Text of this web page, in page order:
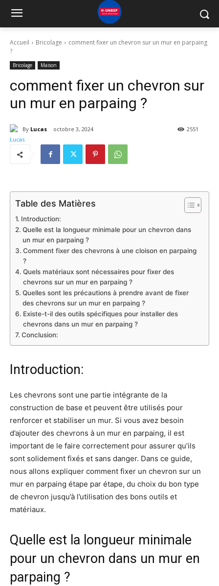
Accueil Bricolage
comment fixer un chevron sur un mur en parpaing
?
Bricolage Maison
comment fixer un chevron sur
un mur en parpaing ?
By Lucas octobre 3, 2024 2551
Table des Matières
Introduction:
Quelle est la longueur minimale pour un chevron dans
un mur en parpaing ?
Comment fixer des chevrons à une cloison en parpaing
?
Quels matériaux sont nécessaires pour fixer des
chevrons sur un mur en parpaing ?
Quelles sont les précautions à prendre avant de fixer
des chevrons sur un mur en parpaing ?
Existe-t-il des outils spécifiques pour installer des
chevrons dans un mur en parpaing ?
Conclusion:
Introduction:
Les chevrons sont une partie intégrante de la
construction de base et peuvent être utilisés pour
renforcer et stabiliser un mur. Si vous avez besoin
d’ajouter des chevrons à un mur en parpaing, il est
important de le faire correctement pour assurer qu’ils
sont solidement fixés et sans danger. Dans ce guide,
nous allons expliquer comment fixer un chevron sur un
mur en parpaing étape par étape, du choix du bon type
de chevron jusqu’à l’utilisation des bons outils et
matériaux.
Quelle est la longueur minimale
pour un chevron dans un mur en
parpaing ?